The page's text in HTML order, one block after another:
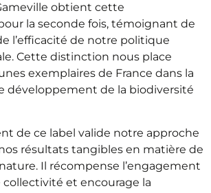
obtient cette
la seconde fois, témoignant de
l’efficacité de notre politique
Cette distinction nous place
exemplaires de France dans la
développement de la biodiversité
de ce label valide notre approche
résultats tangibles en matière de
Il récompense l’engagement
et encourage la